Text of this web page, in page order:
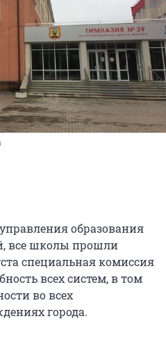
образования
все школы прошли
специальная комиссия
всех систем, в том
во всех
города.